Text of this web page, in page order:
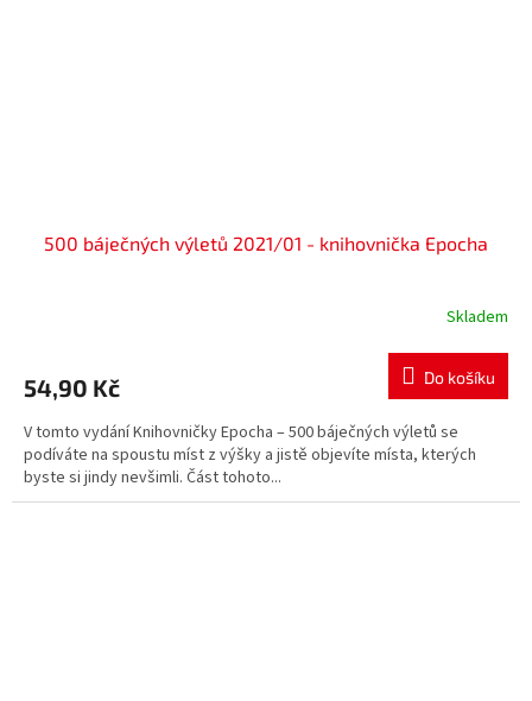
500 báječných výletů 2021/01 - knihovnička Epocha
Skladem
54,90 Kč Do košíku
V tomto vydání Knihovničky Epocha – 500 báječných výletů se
podíváte na spoustu míst z výšky a jistě objevíte místa, kterých
byste si jindy nevšimli. Část tohoto...